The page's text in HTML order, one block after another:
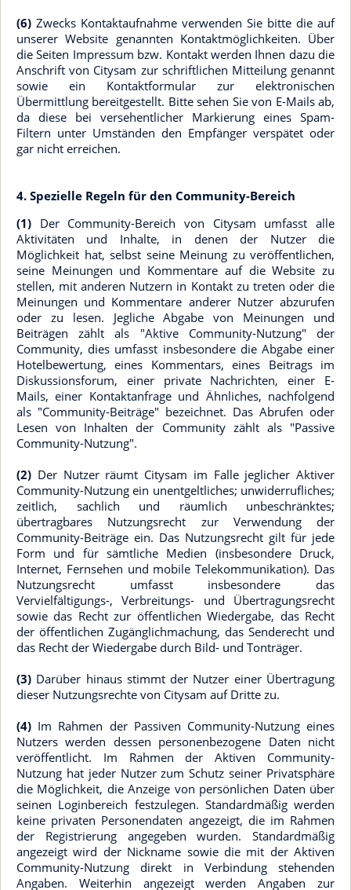
(6) Zwecks Kontaktaufnahme verwenden Sie bitte die auf
unserer Website genannten Kontaktmöglichkeiten. Über
die Seiten Impressum bzw. Kontakt werden Ihnen dazu die
Anschrift von Citysam zur schriftlichen Mitteilung genannt
sowie ein Kontaktformular zur elektronischen
Übermittlung bereitgestellt. Bitte sehen Sie von E-Mails ab,
da diese bei versehentlicher Markierung eines Spam-
Filtern unter Umständen den Empfänger verspätet oder
gar nicht erreichen.
4. Spezielle Regeln für den Community-Bereich
(1) Der Community-Bereich von Citysam umfasst alle
Aktivitäten und Inhalte, in denen der Nutzer die
Möglichkeit hat, selbst seine Meinung zu veröffentlichen,
seine Meinungen und Kommentare auf die Website zu
stellen, mit anderen Nutzern in Kontakt zu treten oder die
Meinungen und Kommentare anderer Nutzer abzurufen
oder zu lesen. Jegliche Abgabe von Meinungen und
Beiträgen zählt als "Aktive Community-Nutzung" der
Community, dies umfasst insbesondere die Abgabe einer
Hotelbewertung, eines Kommentars, eines Beitrags im
Diskussionsforum, einer private Nachrichten, einer E-
Mails, einer Kontaktanfrage und Ähnliches, nachfolgend
als "Community-Beiträge" bezeichnet. Das Abrufen oder
Lesen von Inhalten der Community zählt als "Passive
Community-Nutzung".
(2) Der Nutzer räumt Citysam im Falle jeglicher Aktiver
Community-Nutzung ein unentgeltliches; unwiderrufliches;
zeitlich, sachlich und räumlich unbeschränktes;
übertragbares Nutzungsrecht zur Verwendung der
Community-Beiträge ein. Das Nutzungsrecht gilt für jede
Form und für sämtliche Medien (insbesondere Druck,
Internet, Fernsehen und mobile Telekommunikation). Das
Nutzungsrecht umfasst insbesondere das
Vervielfältigungs-, Verbreitungs- und Übertragungsrecht
sowie das Recht zur öffentlichen Wiedergabe, das Recht
der öffentlichen Zugänglichmachung, das Senderecht und
das Recht der Wiedergabe durch Bild- und Tonträger.
(3) Darüber hinaus stimmt der Nutzer einer Übertragung
dieser Nutzungsrechte von Citysam auf Dritte zu.
(4) Im Rahmen der Passiven Community-Nutzung eines
Nutzers werden dessen personenbezogene Daten nicht
veröffentlicht. Im Rahmen der Aktiven Community-
Nutzung hat jeder Nutzer zum Schutz seiner Privatsphäre
die Möglichkeit, die Anzeige von persönlichen Daten über
seinen Loginbereich festzulegen. Standardmäßig werden
keine privaten Personendaten angezeigt, die im Rahmen
der Registrierung angegeben wurden. Standardmäßig
angezeigt wird der Nickname sowie die mit der Aktiven
Community-Nutzung direkt in Verbindung stehenden
Angaben. Weiterhin angezeigt werden Angaben zur